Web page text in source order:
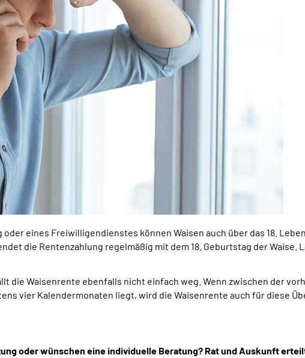
eines Freiwilligendienstes können Waisen auch über das 18.
die Rentenzahlung regelmäßig mit dem 18. Geburtstag der Waise.
die Waisenrente ebenfalls nicht einfach weg. Wenn zwischen der
vier Kalendermonaten liegt, wird die Waisenrente auch für diese
oder wünschen eine individuelle Beratung? Rat und Auskunft